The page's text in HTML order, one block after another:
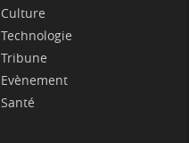
Culture
Technologie
Tribune
Evènement
Santé